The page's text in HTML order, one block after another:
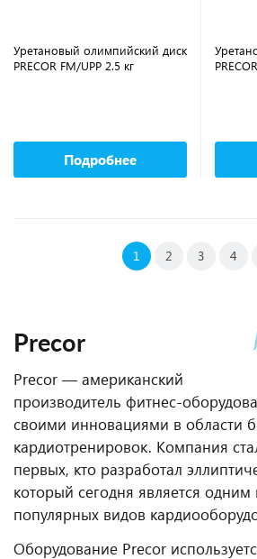
Precor
Precor — американский
производитель фитнес-
своими инновациями в области
кардиотренировок. Компания
первых, кто разработал
который сегодня является
популярных видов
Оборудование Precor
Уретановый олимпийский диск
PRECOR FM/UPP 2.5 кг
Подробнее
1 2 3 4